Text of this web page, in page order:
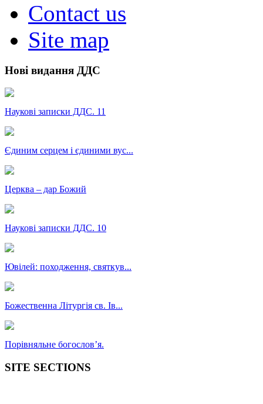
Contact us
Site map
Нові видання ДДС
Наукові записки ДДС. 11
Єдиним серцем і єдиними вус...
Церква – дар Божий
Наукові записки ДДС. 10
Ювілей: походження, святкув...
Божественна Літургія св. Ів...
Порівняльне богословʼя.
SITE SECTIONS